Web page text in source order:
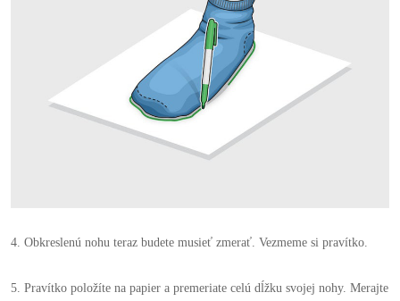
4. Obkreslenú nohu teraz budete musieť zmerať. Vezmeme si pravítko.
5. Pravítko položíte na papier a premeriate celú dĺžku svojej nohy. Merajte